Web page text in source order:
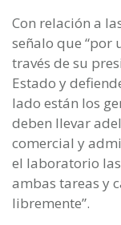
Con relación a
señalo que “por
través de su
Estado y
lado están los
deben llevar
comercial y
el laboratorio
ambas tareas y
libremente”.